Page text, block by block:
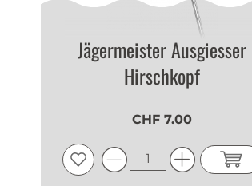
Jägermeister Ausgiesser
Hirschkopf
CHF 7.00